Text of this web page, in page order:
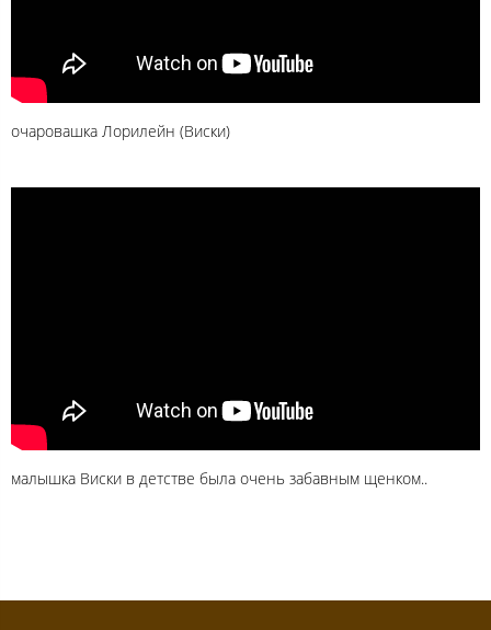
очаровашка Лорилейн (Виски)
малышка Виски в детстве была очень забавным щенком..